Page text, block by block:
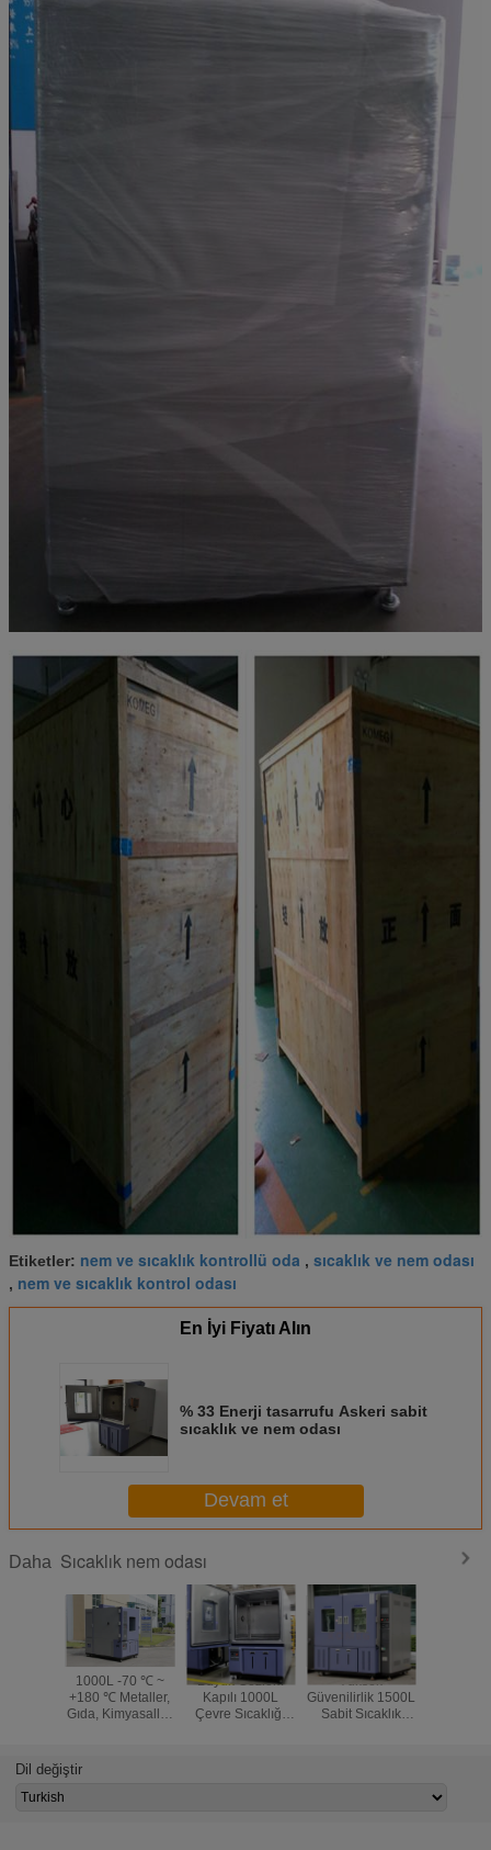
Etiketler: nem ve sıcaklık kontrollü oda , sıcaklık ve nem odası
, nem ve sıcaklık kontrol odası
En İyi Fiyatı Alın
% 33 Enerji tasarrufu Askeri sabit
sıcaklık ve nem odası
Devam et
Daha Sıcaklık nem odası
1000L -70 ℃ ~
+180 ℃ Metaller,
Gıda, Kimyasallar
Büyük Gözlem
Kapılı 1000L
Çevre Sıcaklığı
Yüksek
Güvenilirlik 1500L
Sabit Sıcaklık
Dil değiştir